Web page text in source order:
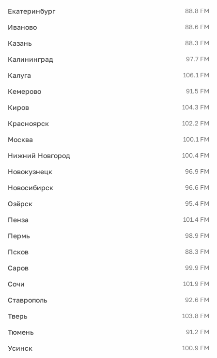
Екатеринбург 88.8 FM
Иваново 88.6 FM
Казань 88.3 FM
Калининград 97.7 FM
Калуга 106.1 FM
Кемерово 91.5 FM
Киров 104.3 FM
Красноярск 102.2 FM
Москва 100.1 FM
Нижний Новгород 100.4 FM
Новокузнецк 96.9 FM
Новосибирск 96.6 FM
Озёрск 95.4 FM
Пенза 101.4 FM
Пермь 98.9 FM
Псков 88.3 FM
Саров 99.9 FM
Сочи 101.9 FM
Ставрополь 92.6 FM
Тверь 103.8 FM
Тюмень 91.2 FM
Усинск 100.9 FM